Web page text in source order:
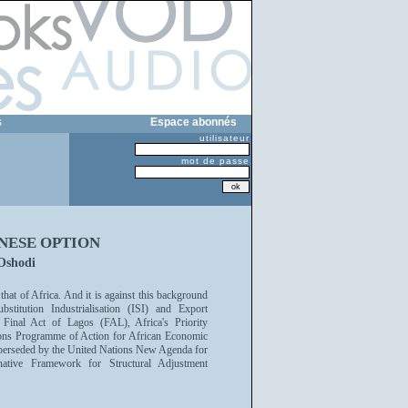
Espace abonnés
utilisateur
mot de passe
OPTION
of Africa. And it is against this background
Industrialisation (ISI) and Export
Final Act of Lagos (FAL), Africa's Priority
Programme of Action for African Economic
by the United Nations New Agenda for
Framework for Structural Adjustment